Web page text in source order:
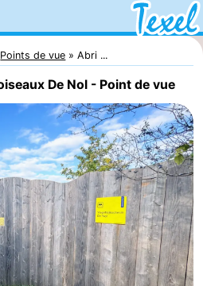
Points de vue Abri ...
De Nol - Point de vue